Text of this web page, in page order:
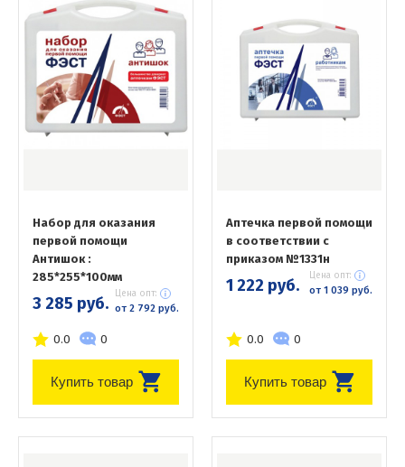
Набор для оказания
первой помощи
Антишок :
285*255*100мм
3 285 руб. Цена опт:
от 2 792 руб.
0.0 0
Купить товар
Аптечка первой помощи
в соответствии с
приказом №1331н
1 222 руб. Цена опт:
от 1 039 руб.
0.0 0
Купить товар